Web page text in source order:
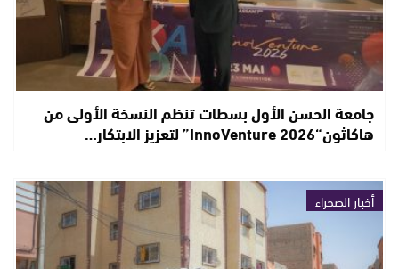
جامعة الحسن الأول بسطات تنظم النسخة الأولى من
هاكاثون“InnoVenture 2026” لتعزيز الابتكار…
أخبار الصحراء